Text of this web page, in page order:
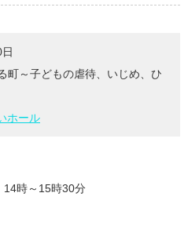
町～子どもの虐待、いじめ、ひ
ホール
時～15時30分